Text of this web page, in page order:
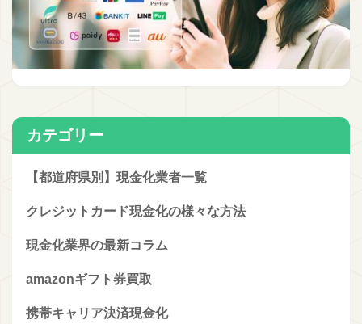
カテゴリー
【都道府県別】現金化業者一覧
クレジットカード現金化の様々な方法
現金化業界の最新コラム
amazonギフト券買取
携帯キャリア決済現金化